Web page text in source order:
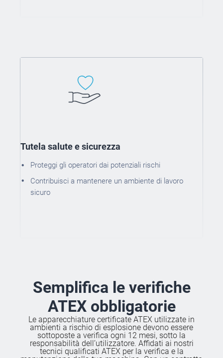
Tutela salute e sicurezza
Proteggi gli operatori dai potenziali rischi
Contribuisci a mantenere un ambiente di lavoro
sicuro
Semplifica le verifiche
ATEX obbligatorie
Le apparecchiature certificate ATEX utilizzate in
ambienti a rischio di esplosione devono essere
sottoposte a verifica ogni 12 mesi, sotto la
responsabilità dell’utilizzatore. Affidati ai nostri
tecnici qualificati ATEX per la verifica e la